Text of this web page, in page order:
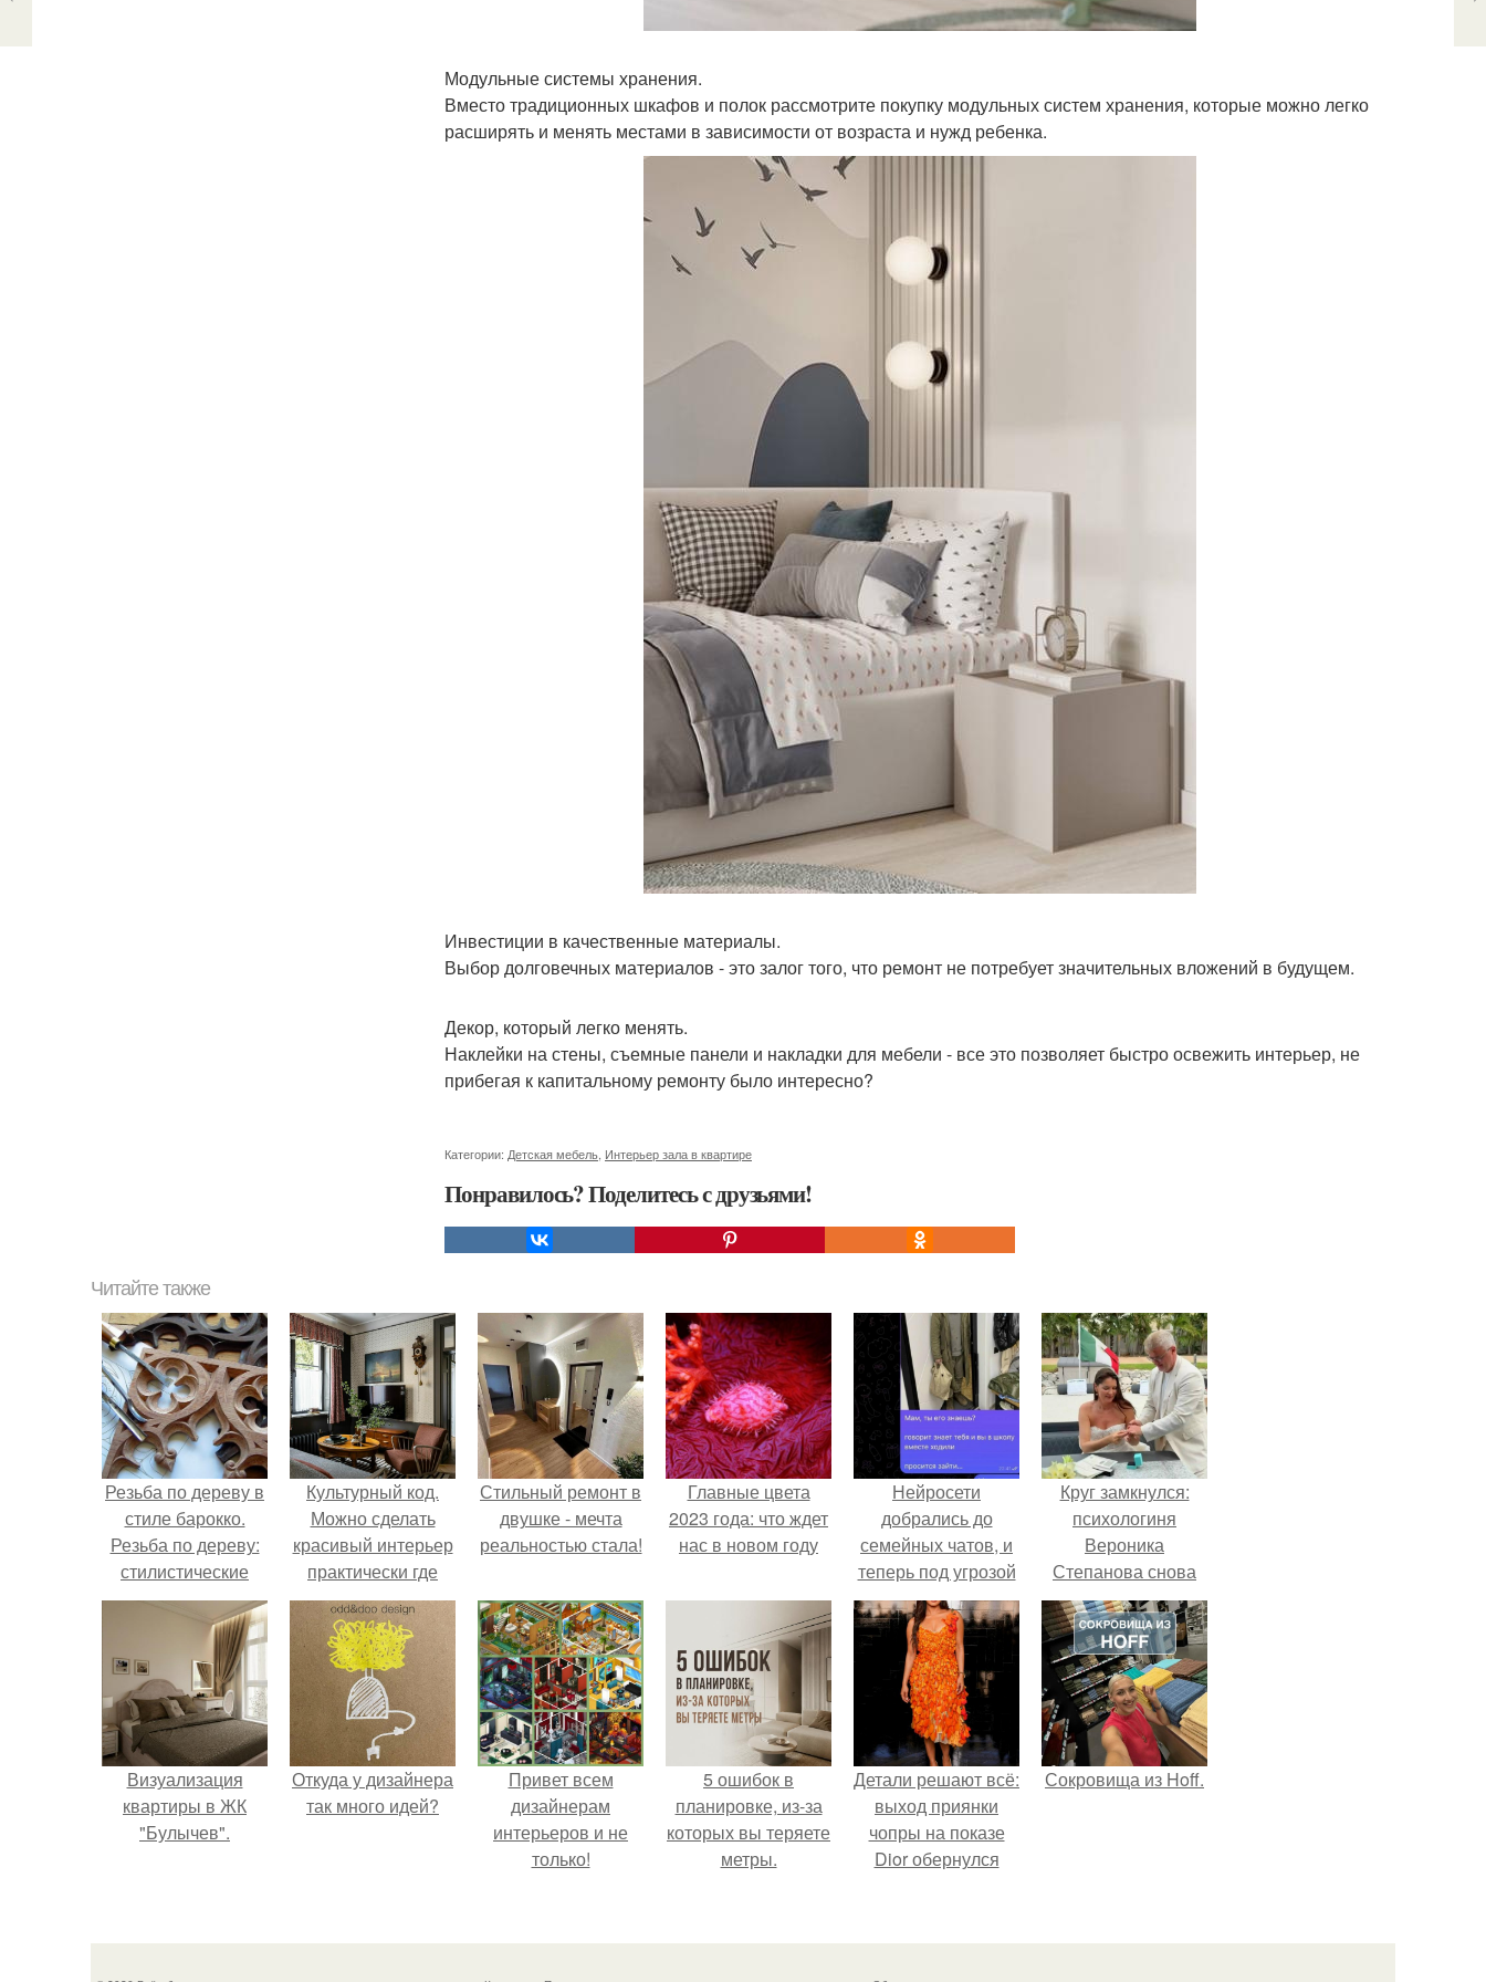
Модульные системы хранения.
Вместо традиционных шкафов и полок рассмотрите покупку модульных систем хранения, которые можно легко
расширять и менять местами в зависимости от возраста и нужд ребенка.
Инвестиции в качественные материалы.
Выбор долговечных материалов - это залог того, что ремонт не потребует значительных вложений в будущем.
Декор, который легко менять.
Наклейки на стены, съемные панели и накладки для мебели - все это позволяет быстро освежить интерьер, не
прибегая к капитальному ремонту было интересно?
Категории: Детская мебель Интерьер зала в квартире
Понравилось? Поделитесь с друзьями!
Читайте также
Резьба по дереву в
стиле барокко.
Резьба по дереву:
стилистические
направления и
характерные узоры.
Культурный код.
Можно сделать
красивый интерьер
практически где
угодно.
Стильный ремонт в
двушке - мечта
реальностью стала!
Главные цвета
2023 года: что ждет
нас в новом году
Нейросети
добрались до
семейных чатов, и
теперь под угрозой
мамины нервы.
Круг замкнулся:
психологиня
Вероника
Степанова снова
вышла замуж за
собственного
бывшего мужа.
Визуализация
квартиры в ЖК
"Булычев".
Откуда у дизайнера
так много идей?
Привет всем
дизайнерам
интерьеров и не
только!
5 ошибок в
планировке, из-за
которых вы теряете
метры.
Детали решают всё:
выход приянки
чопры на показе
Dior обернулся
пошива.
Сокровища из Hoff.